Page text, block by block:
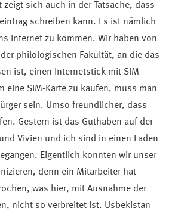
zeigt sich auch in der Tatsache, dass
schreiben kann. Es ist nämlich
Internet zu kommen. Wir haben von
philologischen Fakultät, an die das
ist, einen Internetstick mit SIM-
eine SIM-Karte zu kaufen, muss man
sein. Umso freundlicher, dass
Gestern ist das Guthaben auf der
Vivien und ich sind in einen Laden
Eigentlich konnten wir unser
denn ein Mitarbeiter hat
was hier, mit Ausnahme der
nicht so verbreitet ist. Usbekistan